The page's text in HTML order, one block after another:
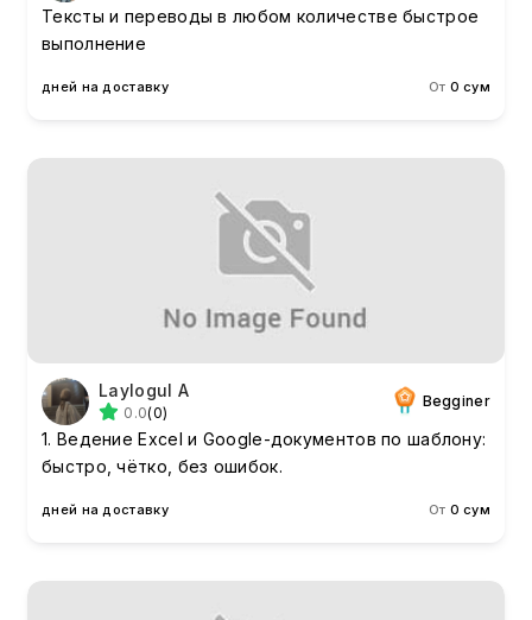
Тексты и переводы в любом количестве быстрое
выполнение
дней на доставку От 0 сум
Laylogul A
0.0(0)
Begginer
1. Ведение Excel и Google-документов по шаблону:
быстро, чётко, без ошибок.
дней на доставку От 0 сум